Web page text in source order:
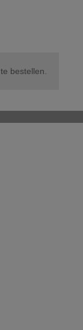
bestellen.